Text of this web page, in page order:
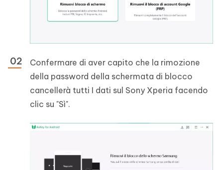
Confermare di aver capito che la rimozione
della password della schermata di blocco
cancellerà tutti I dati sul Sony Xperia facendo
clic su "Sì".